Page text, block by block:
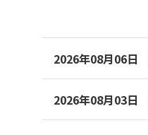
2026年08月06日
2026年08月03日